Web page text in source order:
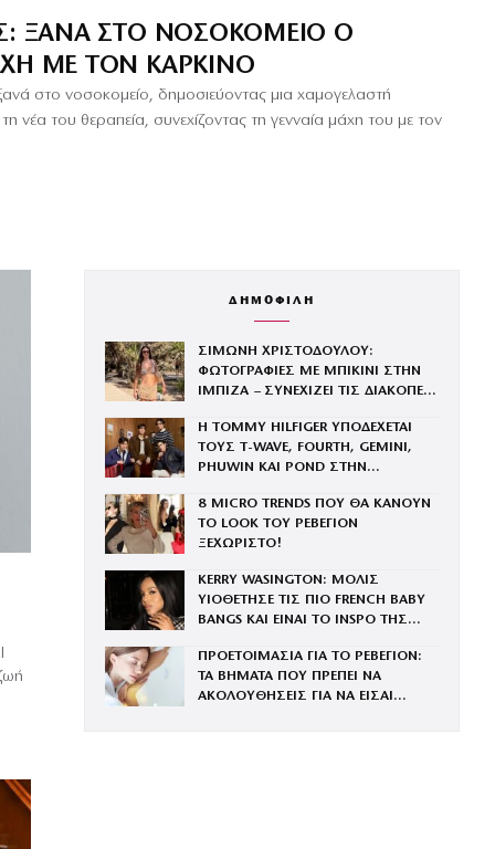
ΞΑΝΆ ΣΤΟ ΝΟΣΟΚΟΜΕΊΟ Ο
ΜΕ ΤΟΝ ΚΑΡΚΊΝΟ
στο νοσοκομείο, δημοσιεύοντας μια χαμογελαστή
νέα του θεραπεία, συνεχίζοντας τη γενναία μάχη του με τον
ΔΗΜΟΦΙΛΗ
ΣΙΜΩΝΗ ΧΡΙΣΤΟΔΟΥΛΟΥ:
ΦΩΤΟΓΡΑΦΙΕΣ ΜΕ ΜΠΙΚΙΝΙ ΣΤΗΝ
ΙΜΠΙΖΑ – ΣΥΝΕΧΙΖΕΙ ΤΙΣ ΔΙΑΚΟΠΕΣ
ΓΕΩΡΓΙΟΥ
Η TOMMY HILFIGER ΥΠΟΔΕΧΕΤΑΙ
ΤΟΥΣ Τ-WAVE, FOURTH, GEMINI,
PHUWIN ΚΑΙ POND ΣΤΗΝ
8 MICRO TRENDS ΠΟΥ ΘΑ ΚΑΝΟΥΝ
ΤΟ LOOK ΤΟΥ ΡΕΒΕΓΙΟΝ
ΞΕΧΩΡΙΣΤΟ!
KERRY WASINGTON: ΜΟΛΙΣ
ΥΙΟΘΕΤΗΣΕ ΤΙΣ ΠΙΟ FRENCH BABY
BANGS ΚΑΙ ΕΙΝΑΙ ΤΟ INSPO ΤΗΣ
ΠΡΟΕΤΟΙΜΑΣΙΑ ΓΙΑ ΤΟ ΡΕΒΕΓΙΟΝ:
ΤΑ ΒΗΜΑΤΑ ΠΟΥ ΠΡΕΠΕΙ ΝΑ
ΑΚΟΛΟΥΘΗΣΕΙΣ ΓΙΑ ΝΑ ΕΙΣΑΙ